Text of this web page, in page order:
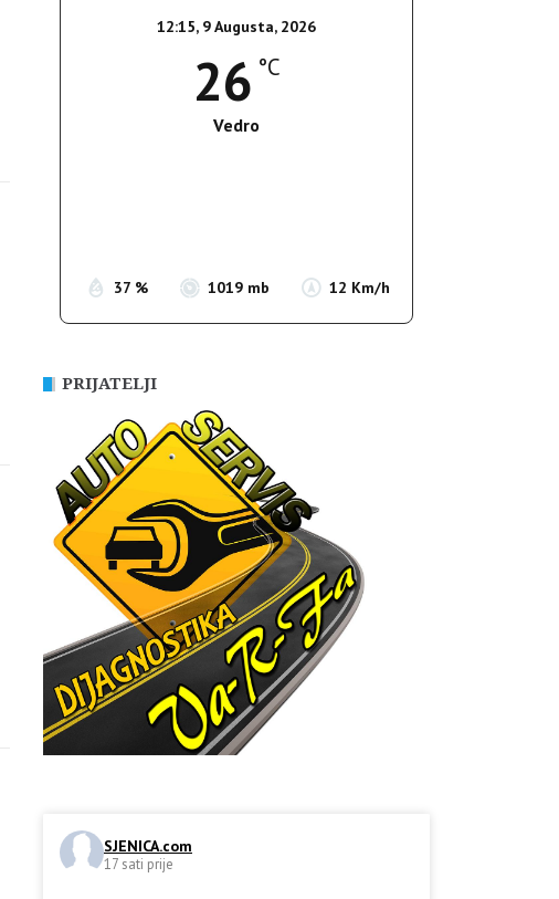
12:15, 9 Augusta, 2026
26 °C
Vedro
37 % 1019 mb 12 Km/h
PRIJATELJI
SJENICA.com
17 sati prije